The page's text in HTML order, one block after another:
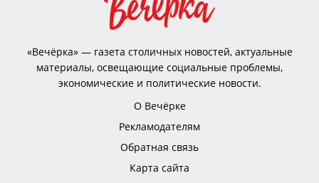
«Вечёрка» — газета столичных новостей, актуальные
материалы, освещающие социальные проблемы,
экономические и политические новости.
О Вечёрке
Рекламодателям
Обратная связь
Карта сайта